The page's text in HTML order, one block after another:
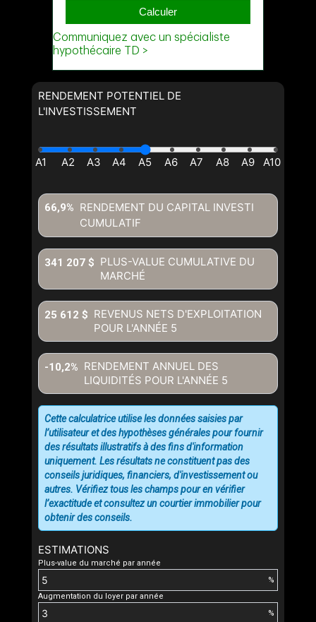
RENDEMENT POTENTIEL DE
L'INVESTISSEMENT
RENDEMENT DU CAPITAL INVESTI
CUMULATIF
66,9%
PLUS-VALUE CUMULATIVE DU
MARCHÉ
341 207 $
REVENUS NETS D'EXPLOITATION
POUR L'ANNÉE 5
25 612 $
RENDEMENT ANNUEL DES
LIQUIDITÉS POUR L'ANNÉE 5
-10,2%
ESTIMATIONS
Plus-value du marché par année
%
Augmentation du loyer par année
%
Cette calculatrice utilise les données saisies par
l’utilisateur et des hypothèses générales pour fournir
des résultats illustratifs à des fins d'information
uniquement. Les résultats ne constituent pas des
conseils juridiques, financiers, d'investissement ou
autres. Vérifiez tous les champs pour en vérifier
l’exactitude et consultez un courtier immobilier pour
obtenir des conseils.